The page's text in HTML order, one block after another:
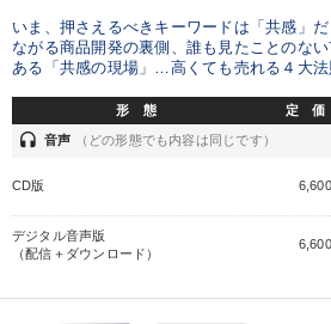
いま、押さえるべきキーワードは「共感」
ながる商品開発の裏側、誰も見たことのな
ある「共感の現場」…高くても売れる４大法
形 態 定 価
headset 音声 （どの形態でも内容は同じです）
CD版
デジタル音声版
（配信＋ダウンロード）